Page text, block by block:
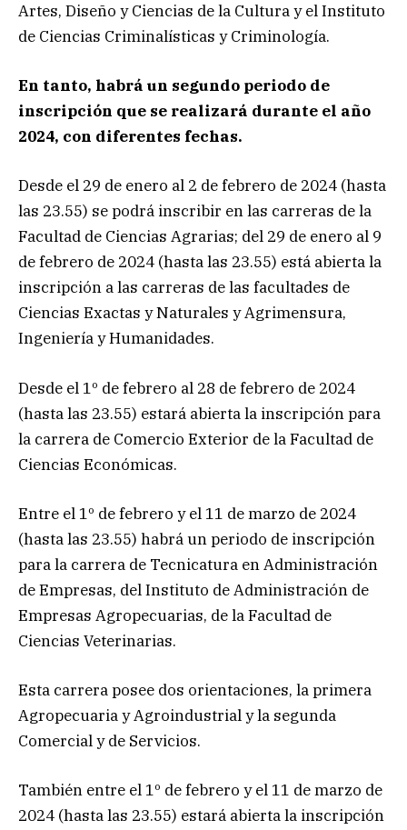
Artes, Diseño y Ciencias de la Cultura y el Instituto
de Ciencias Criminalísticas y Criminología.
En tanto, habrá un segundo periodo de
inscripción que se realizará durante el año
2024, con diferentes fechas.
Desde el 29 de enero al 2 de febrero de 2024 (hasta
las 23.55) se podrá inscribir en las carreras de la
Facultad de Ciencias Agrarias; del 29 de enero al 9
de febrero de 2024 (hasta las 23.55) está abierta la
inscripción a las carreras de las facultades de
Ciencias Exactas y Naturales y Agrimensura,
Ingeniería y Humanidades.
Desde el 1º de febrero al 28 de febrero de 2024
(hasta las 23.55) estará abierta la inscripción para
la carrera de Comercio Exterior de la Facultad de
Ciencias Económicas.
Entre el 1º de febrero y el 11 de marzo de 2024
(hasta las 23.55) habrá un periodo de inscripción
para la carrera de Tecnicatura en Administración
de Empresas, del Instituto de Administración de
Empresas Agropecuarias, de la Facultad de
Ciencias Veterinarias.
Esta carrera posee dos orientaciones, la primera
Agropecuaria y Agroindustrial y la segunda
Comercial y de Servicios.
También entre el 1º de febrero y el 11 de marzo de
2024 (hasta las 23.55) estará abierta la inscripción